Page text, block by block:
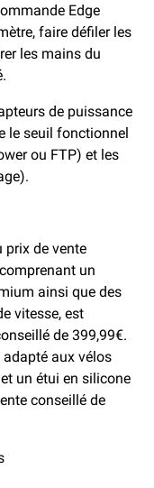
Edge
faire défiler les
les mains du
de puissance
le seuil fonctionnel
ou FTP) et les
prix de vente
un
ainsi que des
vitesse, est
de 399,99€.
adapté aux vélos
un étui en silicone
conseillé de